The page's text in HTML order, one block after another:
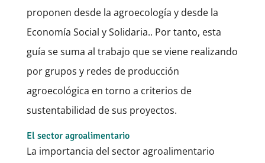
proponen desde la agroecología y desde la
Economía Social y Solidaria.. Por tanto, esta
guía se suma al trabajo que se viene realizando
por grupos y redes de producción
agroecológica en torno a criterios de
sustentabilidad de sus proyectos.
El sector agroalimentario
La importancia del sector agroalimentario